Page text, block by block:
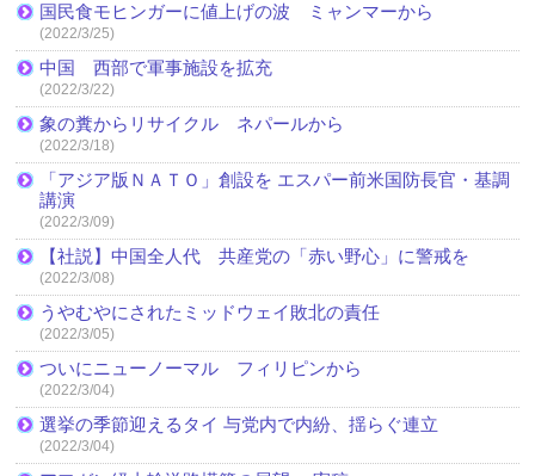
国民食モヒンガーに値上げの波 ミャンマーから
(2022/3/25)
中国 西部で軍事施設を拡充
(2022/3/22)
象の糞からリサイクル ネパールから
(2022/3/18)
「アジア版ＮＡＴＯ」創設を エスパー前米国防長官・基調
講演
(2022/3/09)
【社説】中国全人代 共産党の「赤い野心」に警戒を
(2022/3/08)
うやむやにされたミッドウェイ敗北の責任
(2022/3/05)
ついにニューノーマル フィリピンから
(2022/3/04)
選挙の季節迎えるタイ 与党内で内紛、揺らぐ連立
(2022/3/04)